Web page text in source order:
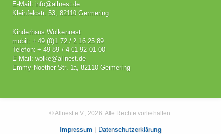
E-Mail: info@allnest.de
Kleinfeldstr. 53, 82110 Germering
Kinderhaus Wolkennest
mobil: + 49 (0)1 72 / 2 16 25 89
Telefon: + 49 89 / 4 01 92 01 00
E-Mail: wolke@allnest.de
Emmy-Noether-Str. 1a, 82110 Germering
© Allnest e.V., 2026. Alle Rechte vorbehalten.
Impressum
Datenschutzerklärung